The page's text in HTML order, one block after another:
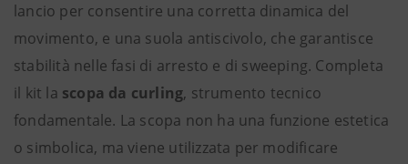
lancio per consentire una corretta dinamica del
movimento, e una suola antiscivolo, che garantisce
stabilità nelle fasi di arresto e di sweeping. Completa
il kit la scopa da curling, strumento tecnico
fondamentale. La scopa non ha una funzione estetica
o simbolica, ma viene utilizzata per modificare